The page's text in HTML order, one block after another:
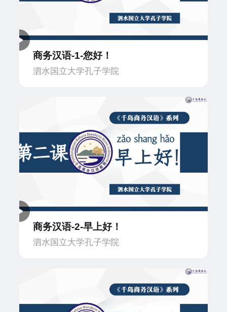
商务汉语-1-您好！
泗水国立大学孔子学院
商务汉语-2-早上好！
泗水国立大学孔子学院